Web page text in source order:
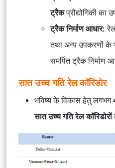
ट्रैकप्रौद्योगिकी का
ट्रैक निर्माण आधार:
तथा अन्य उपकरणों के
समर्पित ट्रैक निर्माण
सात उच्च गति रेल कॉरिडोर
भविष्य के विकास हेतु लगभग
सात उच्च गति रेल कॉरिडोरों